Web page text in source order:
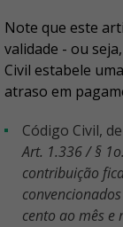
Note que este
validade - ou
Civil estabele
atraso em
Código Civil,
Art. 1.336 / §
contribuição
cento ao mês e